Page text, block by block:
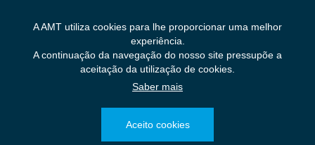
A AMT utiliza cookies para lhe proporcionar uma melhor
experiência.
A continuação da navegação do nosso site pressupõe a
aceitação da utilização de cookies.
Saber mais
Aceito cookies